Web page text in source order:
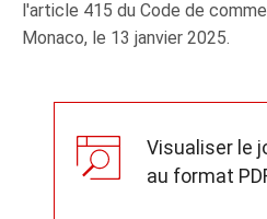
l'article 415 du Code de
Monaco, le 13 janvier 2025.
Visualiser le
au format